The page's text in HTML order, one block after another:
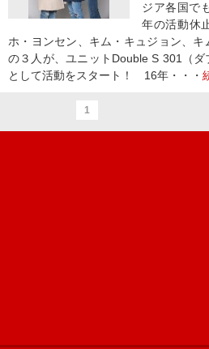
ジア各国で
年の活動休
ホ・ヨンセン、キム・キュジョン、キ
の３人が、ユニットDouble S 301（ダ
として活動をスタート！ 16年・・・
1